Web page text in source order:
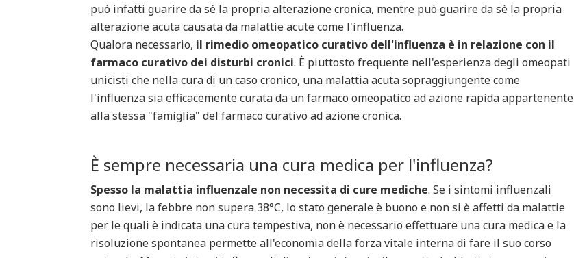
può infatti guarire da sé la propria alterazione cronica, mentre può guarire da sè la propria
alterazione acuta causata da malattie acute come l'influenza.
Qualora necessario, il rimedio omeopatico curativo dell'influenza è in relazione con il
farmaco curativo dei disturbi cronici. È piuttosto frequente nell'esperienza degli omeopati
unicisti che nella cura di un caso cronico, una malattia acuta sopraggiungente come
l'influenza sia efficacemente curata da un farmaco omeopatico ad azione rapida appartenente
alla stessa "famiglia" del farmaco curativo ad azione cronica.
È sempre necessaria una cura medica per l'influenza?
Spesso la malattia influenzale non necessita di cure mediche. Se i sintomi influenzali
sono lievi, la febbre non supera 38°C, lo stato generale è buono e non si è affetti da malattie
per le quali è indicata una cura tempestiva, non è necessario effettuare una cura medica e la
risoluzione spontanea permette all'economia della forza vitale interna di fare il suo corso